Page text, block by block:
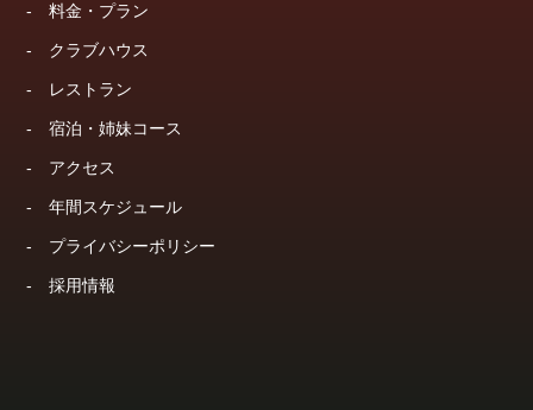
- 料金・プラン
- クラブハウス
- レストラン
- 宿泊・姉妹コース
- アクセス
- 年間スケジュール
- プライバシーポリシー
- 採用情報